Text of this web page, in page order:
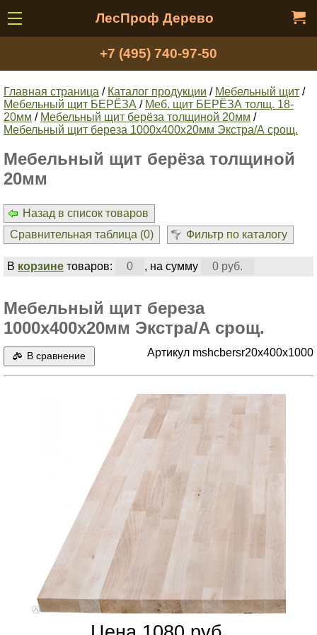
ЛесПроф Дерево
+7 (495) 740-97-50
Главная страница / Каталог продукции / Мебельный щит /
Мебельный щит БЕРЁЗА / Меб. щит БЕРЁЗА толщ. 18-
20мм / Мебельный щит берёза толщиной 20мм /
Мебельный щит береза 1000х400х20мм Экстра/А срощ.
Мебельный щит берёза толщиной
20мм
Назад в список товаров
Сравнительная таблица (0) Фильтр по каталогу
В корзинетоваров: 0 , на сумму 0 руб.
Мебельный щит береза
1000х400х20мм Экстра/А срощ.
В сравнение Артикул mshcbersr20x400x1000